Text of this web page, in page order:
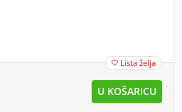
 Lista želja